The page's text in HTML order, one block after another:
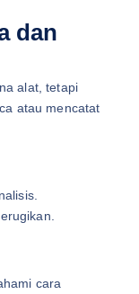
dan
alat, tetapi
atau mencatat
cara